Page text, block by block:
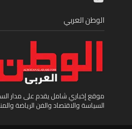
الوطن العربي
موقع إخباري شامل يقدم على مدار
السياسة والاقتصاد والفن الرياضة